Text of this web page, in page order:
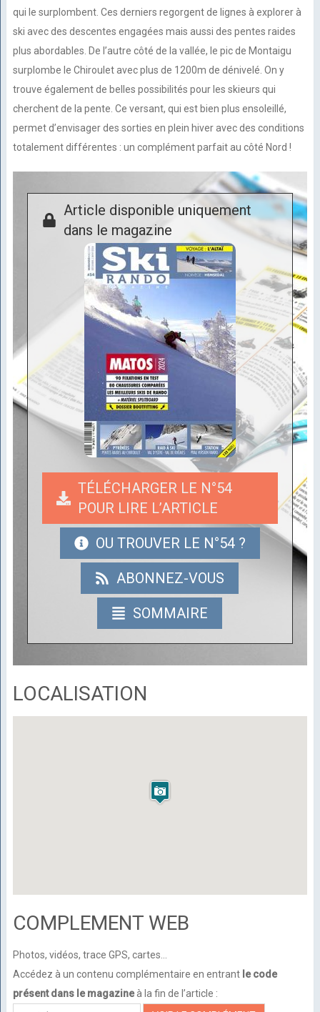
qui le surplombent. Ces derniers regorgent de lignes à explorer à
ski avec des descentes engagées mais aussi des pentes raides
plus abordables. De l’autre côté de la vallée, le pic de Montaigu
surplombe le Chiroulet avec plus de 1200m de dénivelé. On y
trouve également de belles possibilités pour les skieurs qui
cherchent de la pente. Ce versant, qui est bien plus ensoleillé,
permet d’envisager des sorties en plein hiver avec des conditions
totalement différentes : un complément parfait au côté Nord !
Article disponible uniquement
dans le magazine
TÉLÉCHARGER LE N°54
POUR LIRE L’ARTICLE
OU TROUVER LE N°54 ?
ABONNEZ-VOUS
SOMMAIRE
LOCALISATION
COMPLEMENT WEB
Photos, vidéos, trace GPS, cartes...
Accédez à un contenu complémentaire en entrant le code
présent dans le magazineà la fin de l’article :